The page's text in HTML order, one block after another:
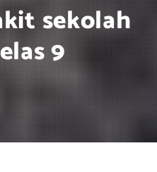
sekolah
9